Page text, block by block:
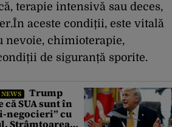
terapie intensivă sau deces,
aceste condiții, este vitală
nevoie, chimioterapie,
de siguranță sporite.
Trump
că SUA sunt în
negocieri” cu
Strâmtoarea